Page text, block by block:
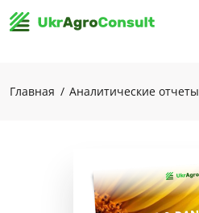
Главная Аналитические отчеты